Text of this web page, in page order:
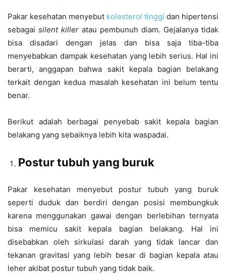
Pakar kesehatan menyebut kolesterol tinggi dan hipertensi
sebagai silent killer atau pembunuh diam. Gejalanya tidak
bisa disadari dengan jelas dan bisa saja tiba-tiba
menyebabkan dampak kesehatan yang lebih serius. Hal ini
berarti, anggapan bahwa sakit kepala bagian belakang
terkait dengan kedua masalah kesehatan ini belum tentu
benar.
Berikut adalah berbagai penyebab sakit kepala bagian
belakang yang sebaiknya lebih kita waspadai.
Postur tubuh yang buruk
Pakar kesehatan menyebut postur tubuh yang buruk
seperti duduk dan berdiri dengan posisi membungkuk
karena menggunakan gawai dengan berlebihan ternyata
bisa memicu sakit kepala bagian belakang. Hal ini
disebabkan oleh sirkulasi darah yang tidak lancar dan
tekanan gravitasi yang lebih besar di bagian kepala atau
leher akibat postur tubuh yang tidak baik.